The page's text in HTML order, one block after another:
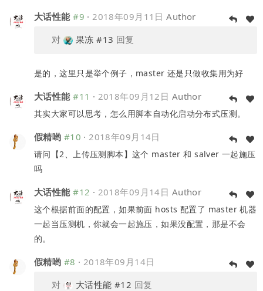
大话性能 #9 · 2018年09月11日 Author
对
果冻 #13 回复
是的，这里只是举个例子，master 还是只做收集用为好
大话性能 #11 · 2018年09月12日 Author
其实大家可以思考，怎么用脚本自动化启动分布式压测。
假精哟 #10 · 2018年09月14日
请问【2、上传压测脚本】这个 master 和 salver 一起施压
吗
大话性能 #12 · 2018年09月14日 Author
这个根据前面的配置，如果前面 hosts 配置了 master 机器
一起当压测机，你就会一起施压，如果没配置，那是不会
的。
假精哟 #8 · 2018年09月14日
对
大话性能 #12 回复